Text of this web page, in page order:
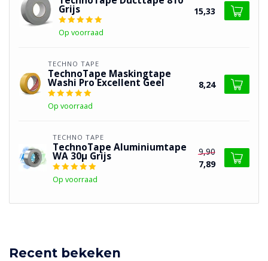
Grijs
Op voorraad
15,33
TECHNO TAPE
TechnoTape Maskingtape
Washi Pro Excellent Geel
Op voorraad
8,24
TECHNO TAPE
TechnoTape Aluminiumtape
WA 30µ Grijs
Op voorraad
9,90
7,89
Recent bekeken